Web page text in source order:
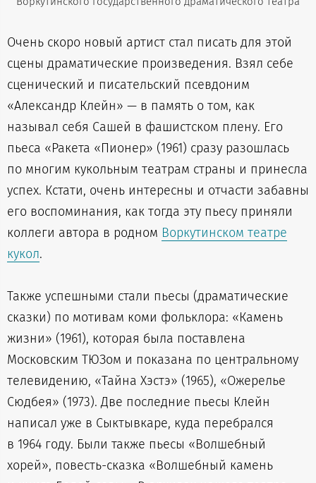
Очень скоро новый артист стал писать для этой
сцены драматические произведения. Взял себе
сценический и писательский псевдоним
«Александр Клейн» — в память о том, как
называл себя Сашей в фашистском плену. Его
пьеса «Ракета «Пионер» (1961) сразу разошлась
по многим кукольным театрам страны и принесла
успех. Кстати, очень интересны и отчасти забавны
его воспоминания, как тогда эту пьесу приняли
коллеги автора в родном Воркутинском театре
кукол.
Также успешными стали пьесы (драматические
сказки) по мотивам коми фольклора: «Камень
жизни» (1961), которая была поставлена
Московским ТЮЗом и показана по центральному
телевидению, «Тайна Хэстэ» (1965), «Ожерелье
Сюдбея» (1973). Две последние пьесы Клейн
написал уже в Сыктывкаре, куда перебрался
в 1964 году. Были также пьесы «Волшебный
хорей», повесть-сказка «Волшебный камень